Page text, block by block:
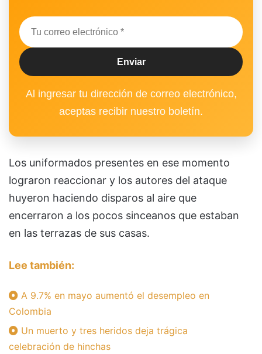
Al ingresar tu dirección de correo electrónico,
aceptas recibir nuestro boletín.
Los uniformados presentes en ese momento
lograron reaccionar y los autores del ataque
huyeron haciendo disparos al aire que
encerraron a los pocos sinceanos que estaban
en las terrazas de sus casas.
Lee también:
A 9.7% en mayo aumentó el desempleo en
Colombia
Un muerto y tres heridos deja trágica
celebración de hinchas